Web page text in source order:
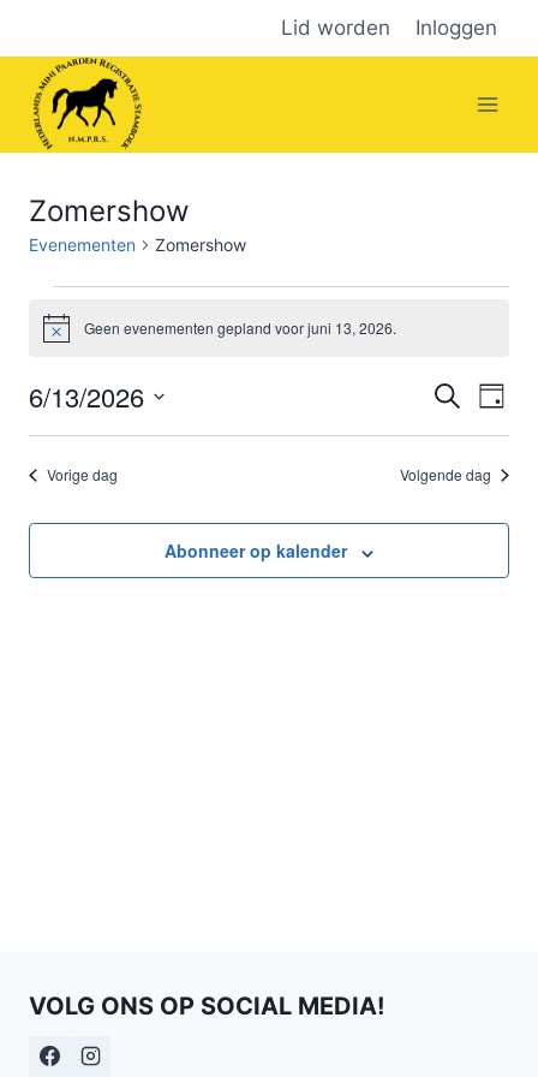
inhoud
Lid worden Inloggen
Zomershow
Evenementen Zomershow
Evenementen
juni
13,
2026
BerichtGeen evenementen gepland voor juni 13, 2026.
Zoeken
Dag
6/13/2026
Selecteer
eenVorige dag Volgende dag
Abonneer op kalender
VOLG ONS OP SOCIAL MEDIA!